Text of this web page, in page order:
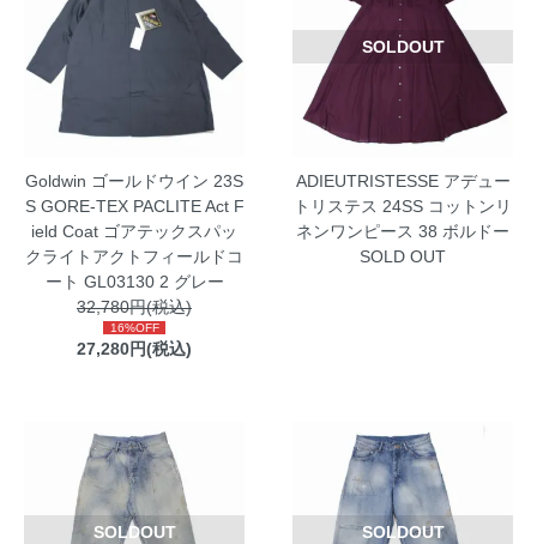
Goldwin ゴールドウイン 23S
S GORE-TEX PACLITE Act F
ield Coat ゴアテックスパッ
クライトアクトフィールドコ
ート GL03130 2 グレー
32,780円(税込)
16%OFF
27,280円(税込)
SOLDOUT
ADIEUTRISTESSE アデュー
トリステス 24SS コットンリ
ネンワンピース 38 ボルドー
SOLD OUT
SOLDOUT SOLDOUT